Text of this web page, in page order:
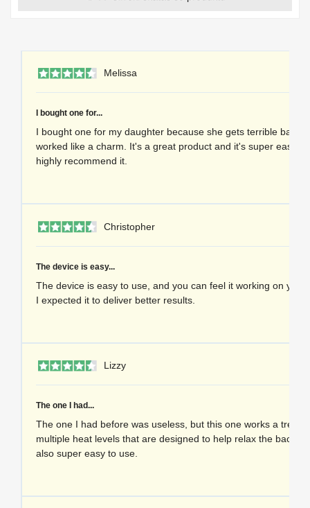
Melissa
I bought one for...
I bought one for my daughter because she gets terrible back
worked like a charm. It's a great product and it's super easy
highly recommend it.
Christopher
The device is easy...
The device is easy to use, and you can feel it working on your
I expected it to deliver better results.
Lizzy
The one I had...
The one I had before was useless, but this one works a treat.
multiple heat levels that are designed to help relax the back of
also super easy to use.